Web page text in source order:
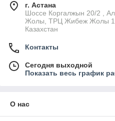
г. Астана
Шоссе Коргалжын 20/2 ,
Жолы, ТРЦ Жибеж Жолы
Казахстан
Контакты
Сегодня выходной
Показать весь график
О нас